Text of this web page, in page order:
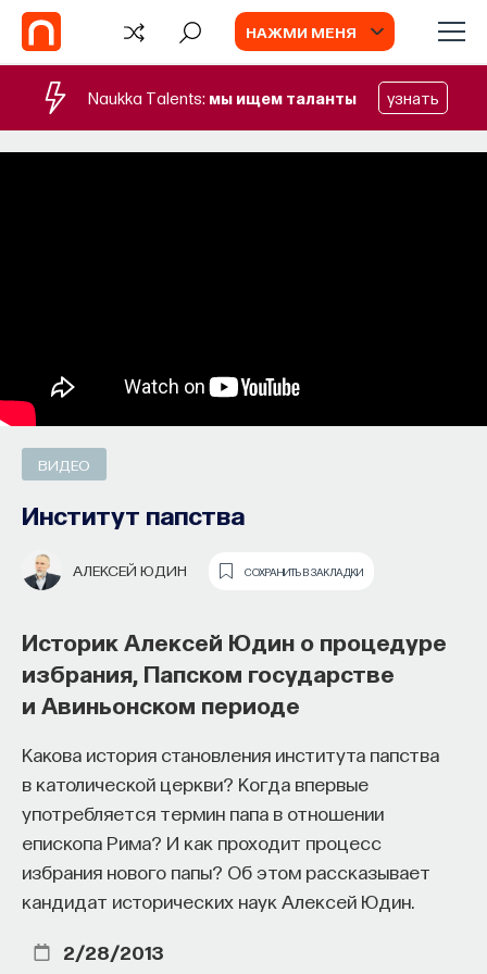
НАЖМИ МЕНЯ
Naukka Talents: мы ищем таланты узнать
ВИДЕО
Институт папства
АЛЕКСЕЙ ЮДИН СОХРАНИТЬ В ЗАКЛАДКИ
Историк Алексей Юдин о процедуре
избрания, Папском государстве
и Авиньонском периоде
Какова история становления института папства
в католической церкви? Когда впервые
употребляется термин папа в отношении
епископа Рима? И как проходит процесс
избрания нового папы? Об этом рассказывает
кандидат исторических наук Алексей Юдин.
2/28/2013
БЛОГ
Основатель ПостНауки Ивар
Максутов запускает сервис, который
поможет найти свою нишу
в глобальных deep tech и биотех
компаниях
В 2012 году
ПостНаука, который дал голос учёным и навсегда